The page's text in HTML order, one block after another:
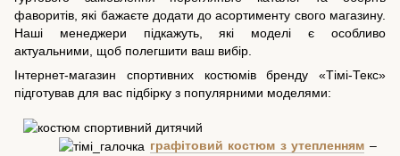
фаворитів, які бажаєте додати до асортименту свого магазину.
Наші менеджери підкажуть, які моделі є особливо
актуальними, щоб полегшити ваш вибір.
Інтернет-магазин спортивних костюмів бренду «Тімі-Текс»
підготував для вас підбірку з популярними моделями:
графітовий костюм з утепленням –